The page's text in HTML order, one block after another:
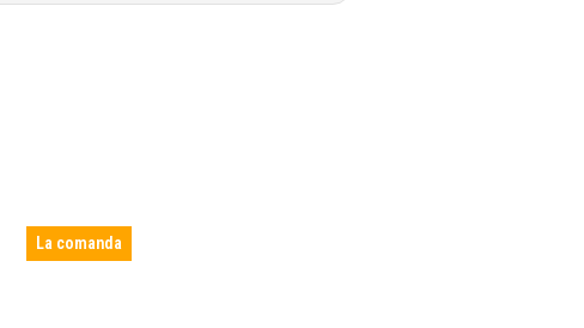
La comanda